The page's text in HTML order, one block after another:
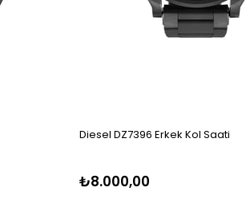
Diesel DZ7396 Erkek Kol Saati
₺8.000,00